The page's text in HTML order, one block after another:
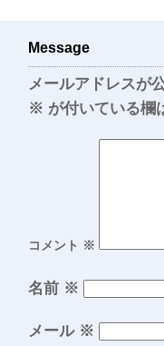
Message
メールアドレスが
※ が付いている欄
コメント ※
名前 ※
メール ※